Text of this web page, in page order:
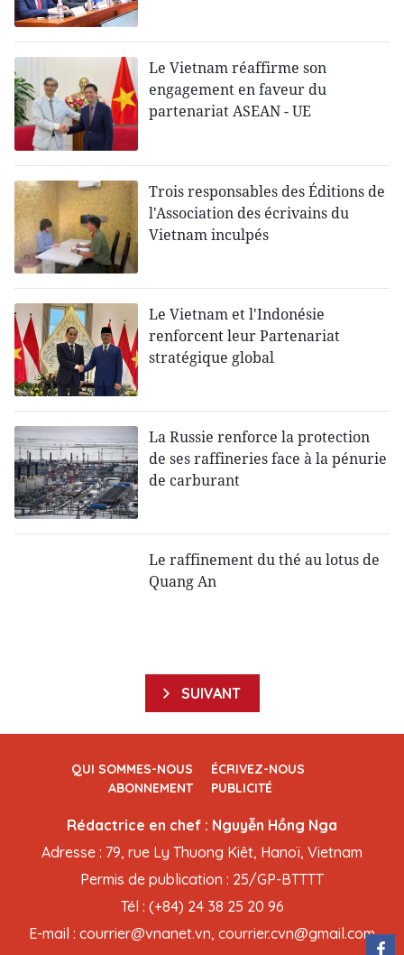
Le Vietnam réaffirme son
engagement en faveur du
partenariat ASEAN - UE
Trois responsables des Éditions de
l'Association des écrivains du
Vietnam inculpés
Le Vietnam et l'Indonésie
renforcent leur Partenariat
stratégique global
La Russie renforce la protection
de ses raffineries face à la pénurie
de carburant
Le raffinement du thé au lotus de
Quang An
SUIVANT
QUI SOMMES-NOUS
ÉCRIVEZ-NOUS
ABONNEMENT
PUBLICITÉ
Rédactrice en chef : Nguyễn Hồng Nga
Adresse : 79, rue Ly Thuong Kiêt, Hanoï, Vietnam
Permis de publication : 25/GP-BTTTT
Tél : (+84) 24 38 25 20 96
E-mail : courrier@vnanet.vn, courrier.cvn@gmail.com